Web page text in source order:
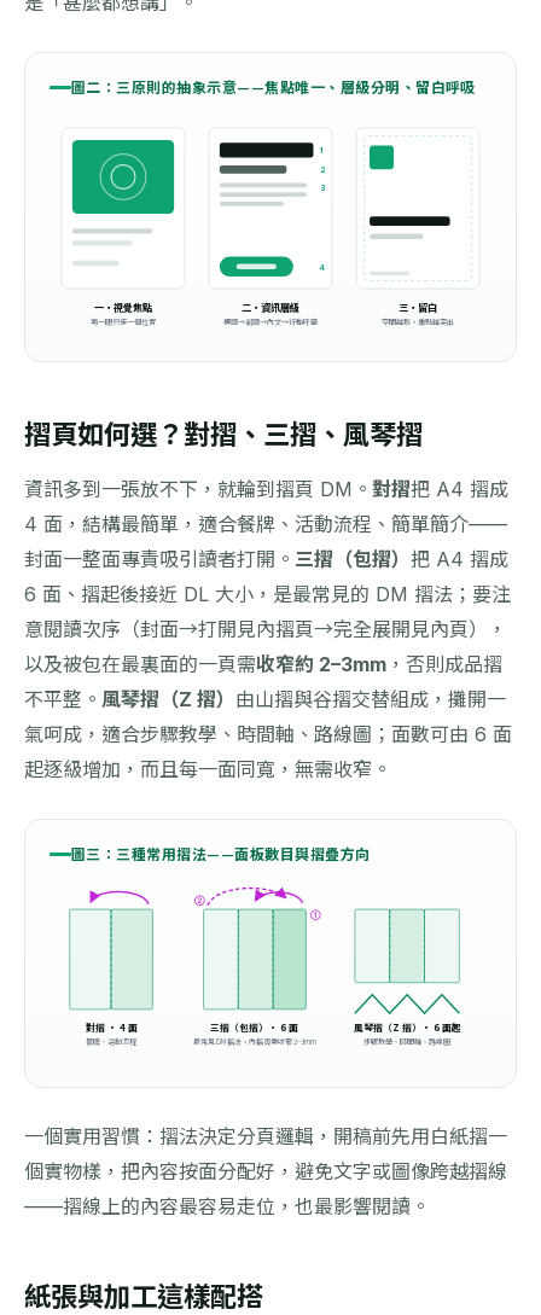
圖二：三原則的抽象示意——焦點唯一、層級分明、留白呼吸
1
2
3
4
一・視覺焦點
第一眼只停一個位置
二・資訊層級
標題→副題→內文→行動呼籲
三・留白
空間越鬆，重點越突出
摺頁如何選？對摺、三摺、風琴摺
資訊多到一張放不下，就輪到摺頁 DM。 對摺把 A4 摺成
4 面，結構最簡單，適合餐牌、活動流程、簡單簡介——
封面一整面專責吸引讀者打開。 三摺（包摺） 把 A4 摺成
6 面、摺起後接近 DL 大小，是最常見的 DM 摺法；要注
意閱讀次序（封面→打開見內摺頁→完全展開見內頁），
以及被包在最裏面的一頁需收窄約 2–3mm ，否則成品摺
不平整。 風琴摺（Z 摺） 由山摺與谷摺交替組成，攤開一
氣呵成，適合步驟教學、時間軸、路線圖；面數可由 6 面
起逐級增加，而且每一面同寬，無需收窄。
圖三：三種常用摺法——面板數目與摺疊方向
對摺 · 4 面
餐牌、活動流程
①
②
三摺（包摺）· 6 面
最常見 DM 摺法，內摺頁需收窄 2–3mm
風琴摺（Z 摺）· 6 面起
步驟教學、時間軸、路線圖
一個實用習慣：摺法決定分頁邏輯，開稿前先用白紙摺一
個實物樣，把內容按面分配好，避免文字或圖像跨越摺線
——摺線上的內容最容易走位，也最影響閱讀。
紙張與加工這樣配搭